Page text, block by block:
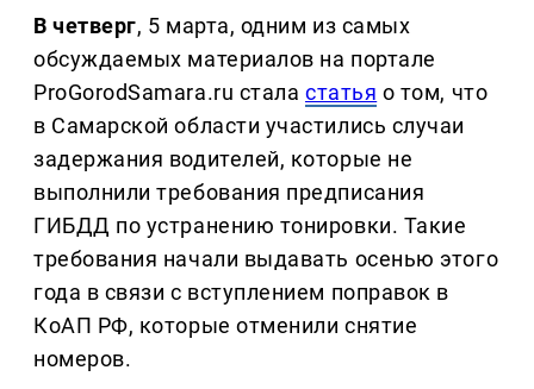
В четверг, 5 марта, одним из самых
обсуждаемых материалов на портале
ProGorodSamara.ru стала статья о том, что
в Самарской области участились случаи
задержания водителей, которые не
выполнили требования предписания
ГИБДД по устранению тонировки. Такие
требования начали выдавать осенью этого
года в связи с вступлением поправок в
КоАП РФ, которые отменили снятие
номеров.